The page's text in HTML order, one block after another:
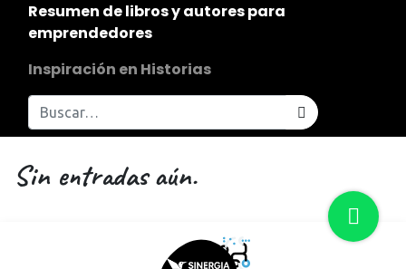
Resumen de libros y autores para
emprendedores
Inspiración en Historias
Sin entradas aún.